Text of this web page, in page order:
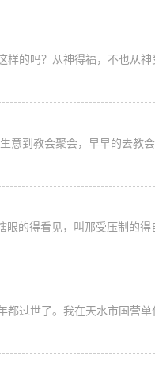
样的吗？从神得福，不也从
意到教会聚会，早早的去教
的得看见，叫那受压制的
都过世了。我在天水市国营